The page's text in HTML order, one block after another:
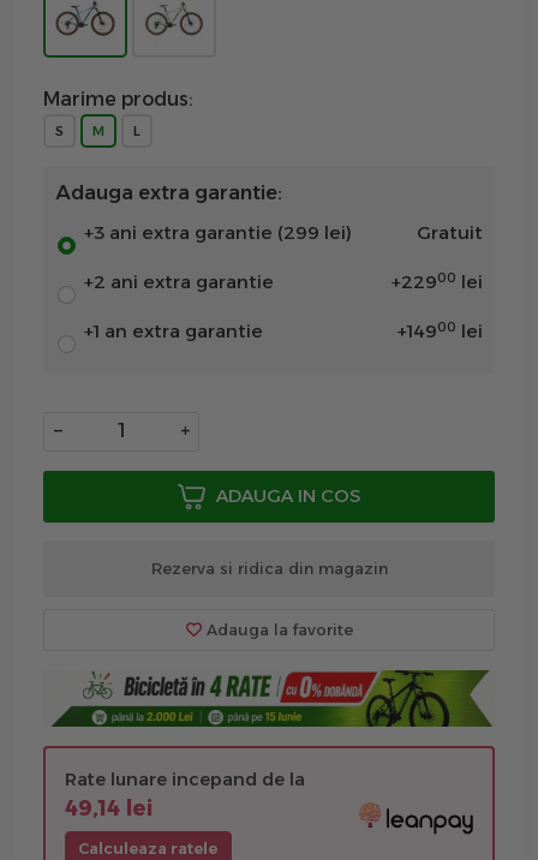
Marime produs:
S M L
Adauga extra garantie:
+3 ani extra garantie (299 lei)
Gratuit
+2 ani extra garantie +22900 lei
+1 an extra garantie +14900 lei
− +
ADAUGA IN COS
Rezerva si ridica din magazin
Adauga la favorite
Rate lunare incepand de la
49,14 lei
Calculeaza ratele